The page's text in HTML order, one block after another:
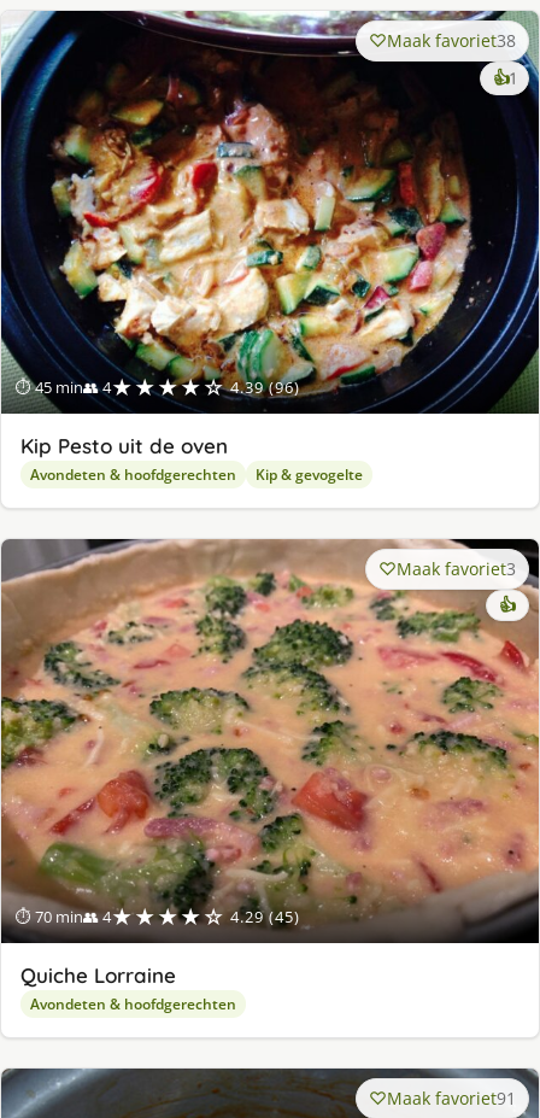
⏱ 45 min👥 4★★★★☆ 4.39 (96)
Maak favoriet38
👍1
Kip Pesto uit de oven
Avondeten & hoofdgerechten Kip & gevogelte
⏱ 70 min👥 4★★★★☆ 4.29 (45)
Maak favoriet3
👍
Quiche Lorraine
Avondeten & hoofdgerechten
Maak favoriet91